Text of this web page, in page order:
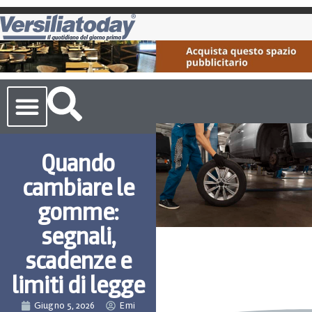
Quando
cambiare le
gomme:
segnali,
scadenze e
limiti di legge
Giugno 5, 2026 Emi